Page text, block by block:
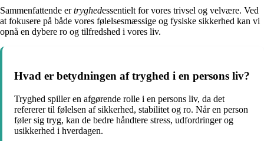
Sammenfattende ertryghedessentielt for vores trivsel og velvære. Ved
at fokusere på både vores følelsesmæssige og fysiske sikkerhed kan vi
opnå en dybere ro og tilfredshed i vores liv.
Hvad er betydningen af ​​tryghed i en persons liv?
Tryghed spiller en afgørende rolle i en persons liv, da det
refererer til følelsen af ​​sikkerhed, stabilitet og ro. Når en person
føler sig tryg, kan de bedre håndtere stress, udfordringer og
usikkerhed i hverdagen.